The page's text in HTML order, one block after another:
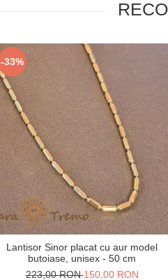
-33%
Lantisor Sinor placat cu aur model
butoiase, unisex - 50 cm
223,00 RON150,00 RON